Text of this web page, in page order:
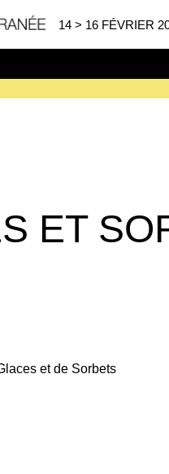
14 > 16 FÉVRIER
ET
et de Sorbets